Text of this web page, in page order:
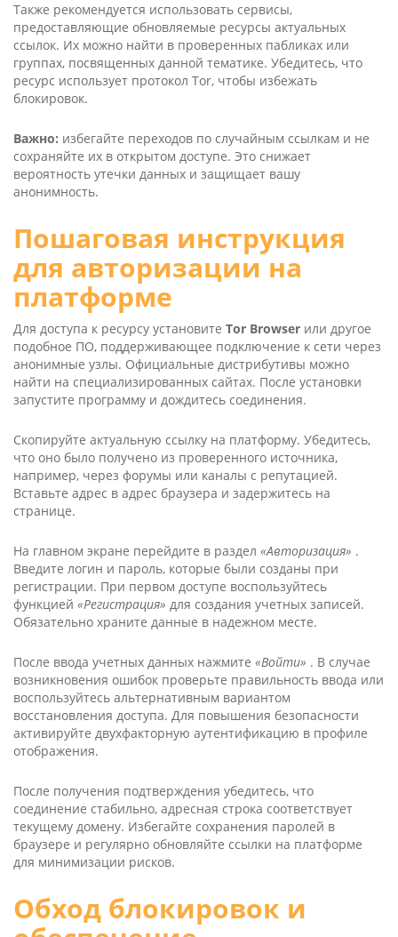
Также рекомендуется использовать сервисы,
предоставляющие обновляемые ресурсы актуальных
ссылок. Их можно найти в проверенных пабликах или
группах, посвященных данной тематике. Убедитесь, что
ресурс использует протокол Tor, чтобы избежать
блокировок.
Важно: избегайте переходов по случайным ссылкам и не
сохраняйте их в открытом доступе. Это снижает
вероятность утечки данных и защищает вашу
анонимность.
Пошаговая инструкция
для авторизации на
платформе
Для доступа к ресурсу установите Tor Brow­ser или другое
подобное ПО, поддерживающее подключение к сети через
анонимные узлы. Официальные дистрибутивы можно
найти на специализированных сайтах. После установки
запустите программу и дождитесь соединения.
Скопируйте актуальную ссылку на платформу. Убедитесь,
что оно было получено из проверенного источника,
например, через форумы или каналы с репутацией.
Вставьте адрес в адрес браузера и задержитесь на
странице.
На главном экране перейдите в раздел «Авторизация» .
Введите логин и пароль, которые были созданы при
регистрации. При первом доступе воспользуйтесь
функцией «Регистрация» для создания учетных записей.
Обязательно храните данные в надежном месте.
После ввода учетных данных нажмите «Войти» . В случае
возникновения ошибок проверьте правильность ввода или
воспользуйтесь альтернативным вариантом
восстановления доступа. Для повышения безопасности
активируйте двухфакторную аутентификацию в профиле
отображения.
После получения подтверждения убедитесь, что
соединение стабильно, адресная строка соответствует
текущему домену. Избегайте сохранения паролей в
браузере и регулярно обновляйте ссылки на платформе
для минимизации рисков.
Обход блокировок и